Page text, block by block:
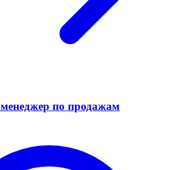
по продажам